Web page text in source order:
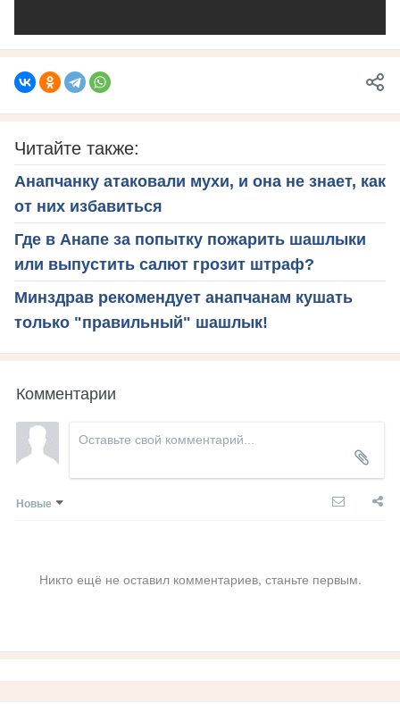
Читайте также:
Анапчанку атаковали мухи, и она не знает, как
от них избавиться
Где в Анапе за попытку пожарить шашлыки
или выпустить салют грозит штраф?
Минздрав рекомендует анапчанам кушать
только "правильный" шашлык!
Комментарии
Новые
Никто ещё не оставил комментариев, станьте первым.